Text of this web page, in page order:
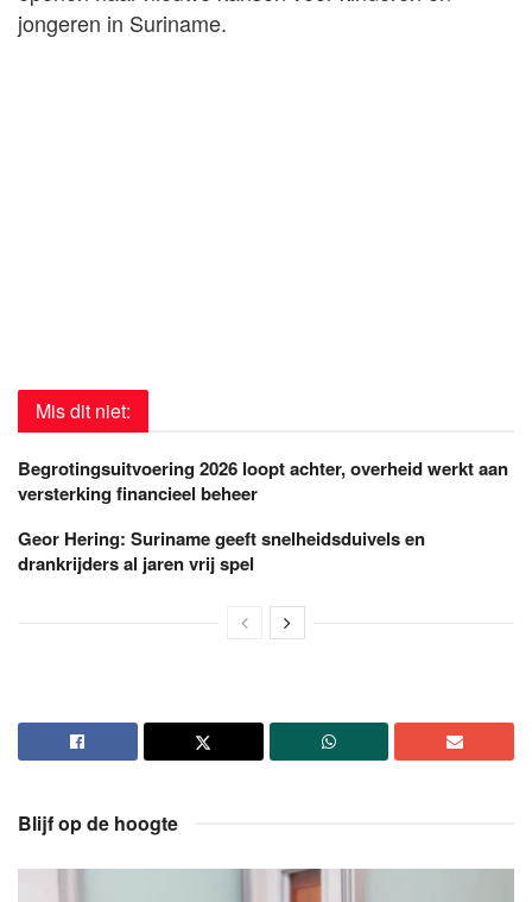
jongeren in Suriname.
Mis dit niet:
Begrotingsuitvoering 2026 loopt achter, overheid werkt aan
versterking financieel beheer
Geor Hering: Suriname geeft snelheidsduivels en
drankrijders al jaren vrij spel
Blijf op de hoogte